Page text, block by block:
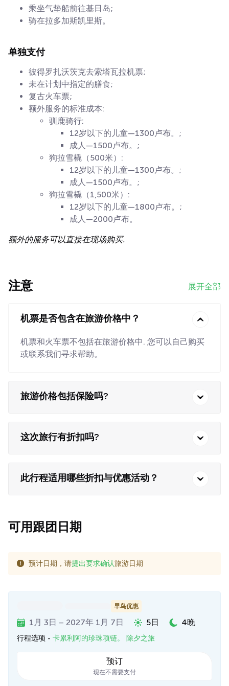
乘坐气垫船前往基日岛;
骑在拉多加斯凯里斯。
单独支付
彼得罗扎沃茨克去索塔瓦拉机票;
未在计划中指定的膳食;
复古火车票;
额外服务的标准成本:
驯鹿骑行:
12岁以下的儿童—1300卢布。;
成人—1500卢布。;
狗拉雪橇（500米）:
12岁以下的儿童—1300卢布。;
成人—1500卢布。;
狗拉雪橇（1,500米）:
12岁以下的儿童—1800卢布。;
成人—2000卢布。
额外的服务可以直接在现场购买.
注意 展开全部
机票是否包含在旅游价格中？
机票和火车票不包括在旅游价格中. 您可以自己购买
或联系我们寻求帮助。
旅游价格包括保险吗?
这次旅行有折扣吗?
此行程适用哪些折扣与优惠活动？
可用跟团日期
预计日期，请提出要求确认旅游日期
早鸟优惠
1月 3日 – 2027年 1月 7日 5日 4晚
行程选项 - 卡累利阿的珍珠项链。 除夕之旅
预订
现在不需要支付